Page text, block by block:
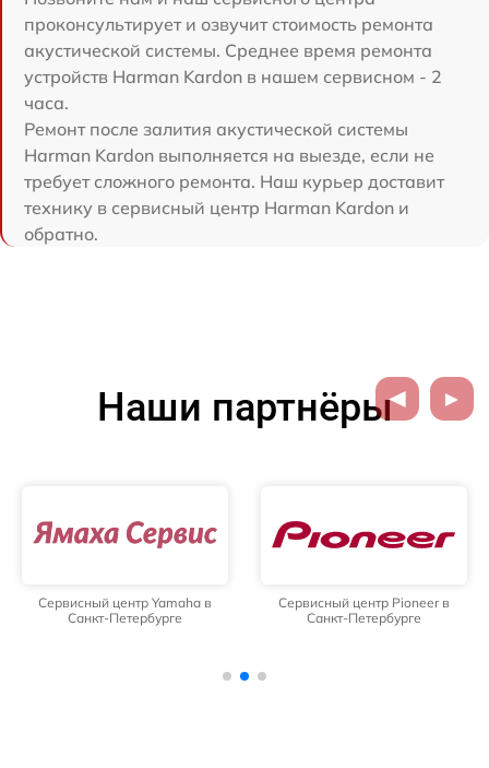
проконсультирует и озвучит стоимость ремонта
акустической системы. Среднее время ремонта
устройств Harman Kardon в нашем сервисном - 2
часа.
Ремонт после залития акустической системы
Harman Kardon выполняется на выезде, если не
требует сложного ремонта. Наш курьер доставит
технику в сервисный центр Harman Kardon и
обратно.
Наши партнёры
Сервисный центр Yamaha в
Санкт-Петербурге
Сервисный центр Pioneer в
Санкт-Петербурге